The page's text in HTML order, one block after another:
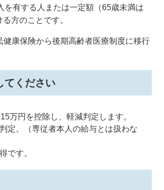
有する人または一定額（65歳未満は
方のことです。
康保険から後期高齢者医療制度に移行
てください
万円を控除し、軽減判定します。
定。（専従者本人の給与とは扱わな
です。